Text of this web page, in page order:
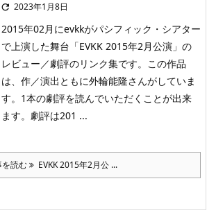
 2023年1月8日
2015年02月にevkkがパシフィック・シアター
で上演した舞台「EVKK 2015年2月公演」の
レビュー／劇評のリンク集です。この作品
は、作／演出ともに外輪能隆さんがしていま
す。1本の劇評を読んでいただくことが出来
ます。劇評は201 ...
を読む EVKK 2015年2月公 ...